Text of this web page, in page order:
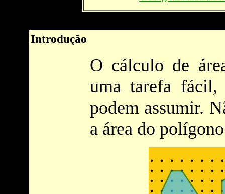
Introdução
O cálculo de
uma tarefa fácil,
podem assumir.
a área do